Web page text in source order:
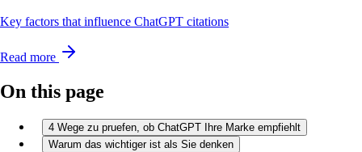
Key factors that influence ChatGPT citations
Read more
On this page
4 Wege zu pruefen, ob ChatGPT Ihre Marke empfiehlt
Warum das wichtiger ist als Sie denken